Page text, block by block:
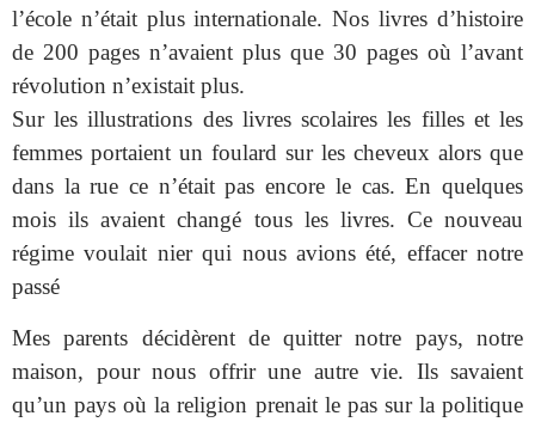
l’école n’était plus internationale. Nos livres d’histoire
de 200 pages n’avaient plus que 30 pages où l’avant
révolution n’existait plus.
Sur les illustrations des livres scolaires les filles et les
femmes portaient un foulard sur les cheveux alors que
dans la rue ce n’était pas encore le cas. En quelques
mois ils avaient changé tous les livres. Ce nouveau
régime voulait nier qui nous avions été, effacer notre
passé
Mes parents décidèrent de quitter notre pays, notre
maison, pour nous offrir une autre vie. Ils savaient
qu’un pays où la religion prenait le pas sur la politique